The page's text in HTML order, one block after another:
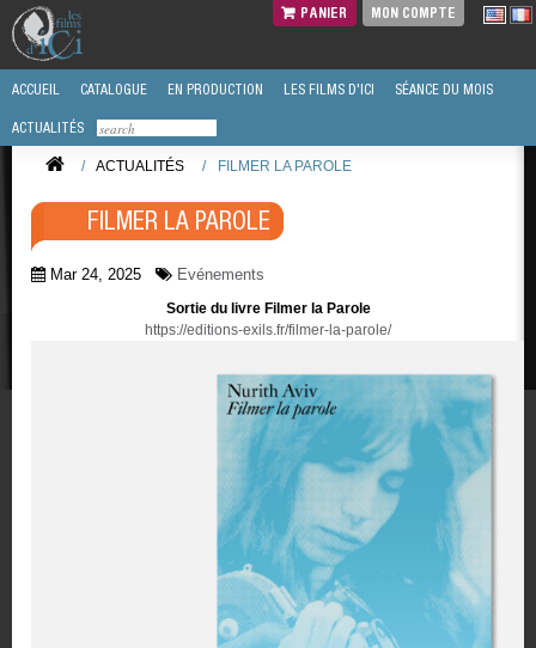
PANIER MON COMPTE
ACCUEIL CATALOGUE EN PRODUCTION LES FILMS D'ICI SÉANCE DU MOIS
ACTUALITÉS
/ ACTUALITÉS / FILMER LA PAROLE
FILMER LA PAROLE
Mar 24, 2025 Evénements
Sortie du livre Filmer la Parole
https://editions-exils.fr/filmer-la-parole/